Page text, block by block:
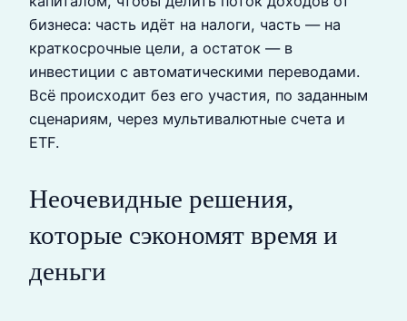
бизнеса: часть идёт на налоги, часть — на
краткосрочные цели, а остаток — в
инвестиции с автоматическими переводами.
Всё происходит без его участия, по заданным
сценариям, через мультивалютные счета и
ETF.
Неочевидные решения,
которые сэкономят время и
деньги